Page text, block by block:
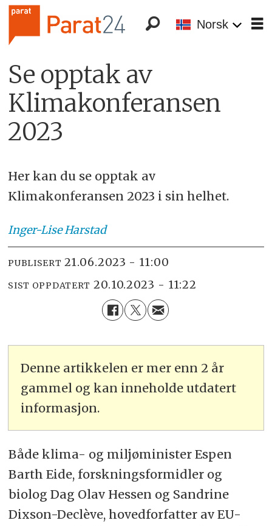
Norsk
Se opptak av
Klimakonferansen
2023
Her kan du se opptak av
Klimakonferansen 2023 i sin helhet.
Inger-LiseHarstad
PUBLISERT 21.06.2023 - 11:00
SIST OPPDATERT 20.10.2023 - 11:22
Denne artikkelen er mer enn 2 år
gammel og kan inneholde utdatert
informasjon.
Både klima- og miljøminister Espen
Barth Eide, forskningsformidler og
biolog Dag Olav Hessen og Sandrine
Dixson-Declève, hovedforfatter av EU-